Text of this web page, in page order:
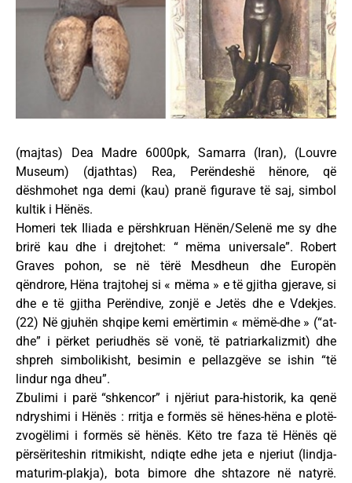
(majtas) Dea Madre 6000pk, Samarra (Iran), (Louvre
Museum) (djathtas) Rea, Perëndeshë hënore, që
dëshmohet nga demi (kau) pranë figurave të saj, simbol
kultik i Hënës.
Homeri tek Iliada e përshkruan Hënën/Selenë me sy dhe
brirë kau dhe i drejtohet: “ mëma universale”. Robert
Graves pohon, se në tërë Mesdheun dhe Europën
qëndrore, Hëna trajtohej si « mëma » e të gjitha gjerave, si
dhe e të gjitha Perëndive, zonjë e Jetës dhe e Vdekjes.
(22) Në gjuhën shqipe kemi emërtimin « mëmë-dhe » (“at-
dhe” i përket periudhës së vonë, të patriarkalizmit) dhe
shpreh simbolikisht, besimin e pellazgëve se ishin “të
lindur nga dheu”.
Zbulimi i parë “shkencor” i njëriut para-historik, ka qenë
ndryshimi i Hënës : rritja e formës së hënes-hëna e plotë-
zvogëlimi i formës së hënës. Këto tre faza të Hënës që
përsëriteshin ritmikisht, ndiqte edhe jeta e njeriut (lindja-
maturim-plakja), bota bimore dhe shtazore në natyrë.